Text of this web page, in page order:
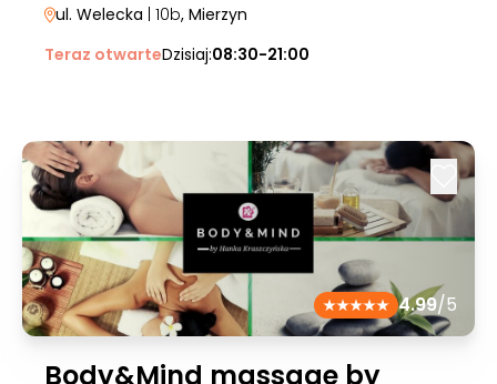
ul. Welecka | 10b, Mierzyn
Teraz otwarteDzisiaj:08:30-21:00
4.99/5
Body&Mind massage by